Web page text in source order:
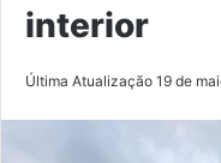
interior
Última Atualização 19 de